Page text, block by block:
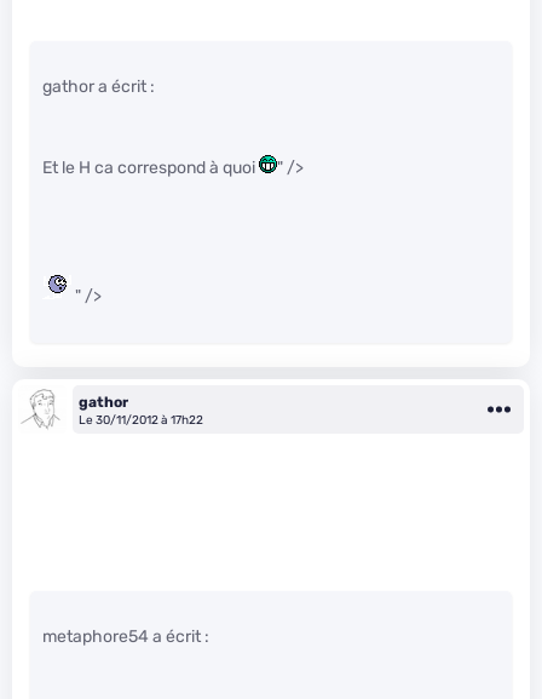
gathor a écrit :
Et le H ca correspond à quoi " />
" />
gathor
Le 30/11/2012 à 17h22
metaphore54 a écrit :